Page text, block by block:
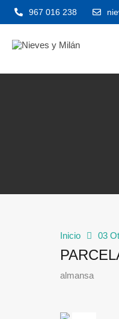
967 016 238
Inicio 03
almansa